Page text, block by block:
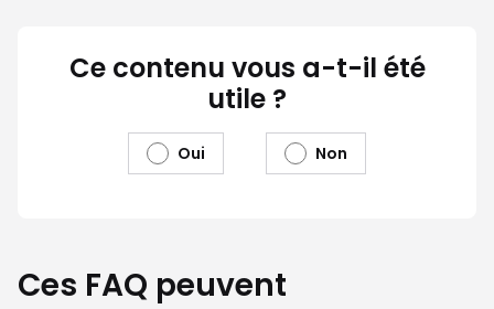
Ce contenu vous a-t-il été
utile ?
Oui Non
Ces FAQ peuvent